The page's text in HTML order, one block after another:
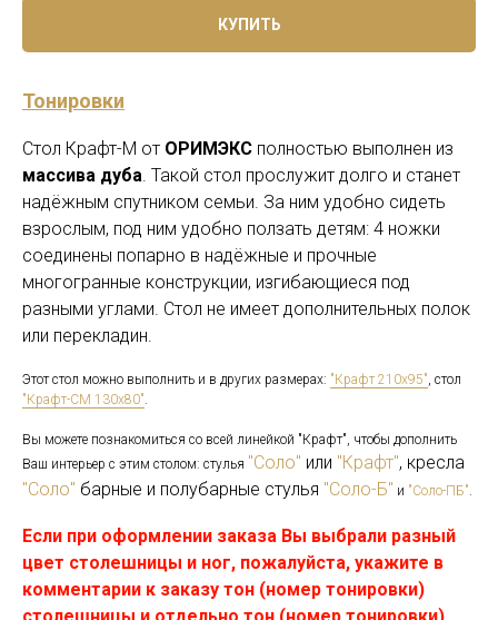
КУПИТЬ
Тонировки
Стол Крафт-М от ОРИМЭКС полностью выполнен из
массива дуба. Такой стол прослужит долго и станет
надёжным спутником семьи. За ним удобно сидеть
взрослым, под ним удобно ползать детям: 4 ножки
соединены попарно в надёжные и прочные
многогранные конструкции, изгибающиеся под
разными углами. Стол не имеет дополнительных полок
или перекладин.
Этот стол можно выполнить и в других размерах: "Крафт 210х95", стол
"Крафт-СМ 130х80".
Вы можете познакомиться со всей линейкой "Крафт", чтобы дополнить
Ваш интерьер с этим столом: стулья "Соло" или "Крафт", кресла
"Соло" барные и полубарные стулья "Соло-Б" и "Соло-ПБ".
Если при оформлении заказа Вы выбрали разный
цвет столешницы и ног, пожалуйста, укажите в
комментарии к заказу тон (номер тонировки)